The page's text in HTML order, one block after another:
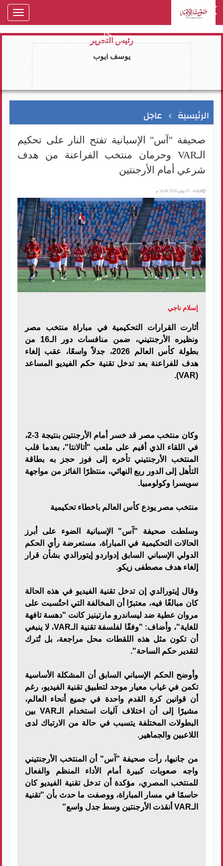
رئيس التحرير
يوسف ايوب
الرئيسية عاجل
صحيفة "آس" الإسبانية تفتح النار على تحكيم
الـVAR وحرمان منتخب الفراعنة من هدف
شرعي أمام الأرجنتين
الثلاثاء، 07 يوليو 2026 10:46 م
إسلام ناجي
أثارت القرارات التحكيمية في مباراة منتخب مصر
ونظيره الأرجنتيني، ضمن منافسات دور الـ16 من
بطولة كأس العالم 2026، جدلاً واسعًا، عقب إلغاء
هدف للفراعنة بعد تدخل تقنية حكم الفيديو المساعد
(VAR).
وكان منتخب مصر قد خسر أمام الأرجنتين بنتيجة 3-2،
في اللقاء الذي أقيم على ملعب "أتالانتا"، بعدما قلب
المنتخب الأرجنتيني تأخره إلى فوز حجز به بطاقة
التأهل إلى الدور ربع النهائي، منتظرًا الفائز من مواجهة
سويسرا وكولومبيا.
منتخب مصر يودع كأس العالم باخطاء تحكيمية
وسلطت صحيفة "آس" الإسبانية الضوء على أبرز
الحالات التحكيمية في المباراة، مستعرضة رأي الحكم
الدولي الإسباني السابق إدواردو إيتورالدي بشأن قرار
إلغاء هدف مصطفى زيكو.
وقال إيتورالدي إن تدخل تقنية الفيديو في هذه الحالة
كان مبالغًا فيه، معتبرًا أن المخالفة التي احتُسبت على
مروان عطية ضد ليساندرو مارتينيز كانت "دهسة تافهة
للغاية"، وأضاف: "وفقًا لفلسفة تقنية الـVAR، لا ينبغي
أن تكون مثل هذه اللقطات محل مراجعة، بل تُترك
لتقدير حكم الساحة".
وأوضح الحكم الإسباني السابق أن المشكلة الأساسية
تكمن في غياب معيار موحد لتطبيق تقنية الفيديو، رغم
أن قوانين كرة القدم واحدة في جميع أنحاء العالم،
مشيرًا إلى أن اختلاف آليات استخدام الـVAR بين
البطولات المختلفة يتسبب في حالة من الارتباك لدى
اللاعبين والجماهير.
من جانبها، رأت صحيفة "آس" أن المنتخب الأرجنتيني
واجه صعوبات كبيرة أمام الأداء المنظم والفعال
للمنتخب المصري، مؤكدة أن تدخل تقنية الفيديو كان
حاسمًا في مسار المباراة، ووصفت ما حدث بأن "تقنية
الـVAR أنقذت الأرجنتين وسط جدل واسع"